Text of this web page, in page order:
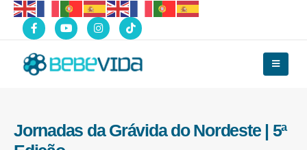
Jornadas da Grávida do Nordeste | 5ª